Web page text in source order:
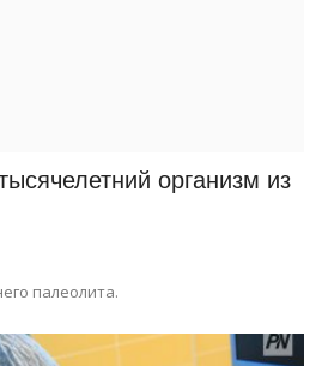
организм из
палеолита.